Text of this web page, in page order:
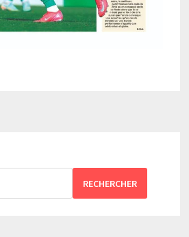
RECHERCHER